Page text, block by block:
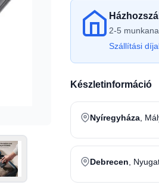
2-5
Szállítási
Készletinformáció
Nyíregyháza ,
Debrecen ,